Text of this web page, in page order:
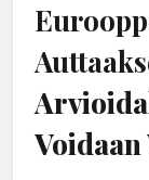
Voidaan